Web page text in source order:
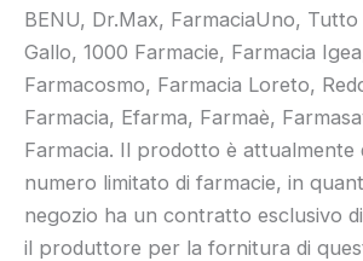
BENU, Dr.Max, FarmaciaUno,
Gallo, 1000 Farmacie, Farmacia
Farmacosmo, Farmacia Loreto,
Farmacia, Efarma, Farmaè,
Farmacia. Il prodotto è attualmente
numero limitato di farmacie, in
negozio ha un contratto esclusivo
il produttore per la fornitura di